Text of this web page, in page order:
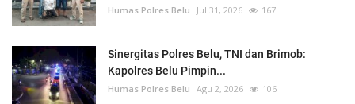
Humas Polres Belu Jul 31, 2026 167
Sinergitas Polres Belu, TNI dan Brimob:
Kapolres Belu Pimpin...
Humas Polres Belu Agu 2, 2026 106